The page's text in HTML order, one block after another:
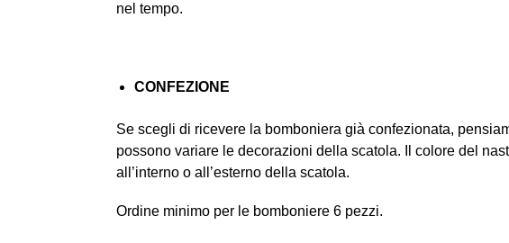
nel tempo.
CONFEZIONE
Se scegli di ricevere la bomboniera già confezionata,
possono variare le decorazioni della scatola. Il colore del
all’interno o all’esterno della scatola.
Ordine minimo per le bomboniere 6 pezzi.